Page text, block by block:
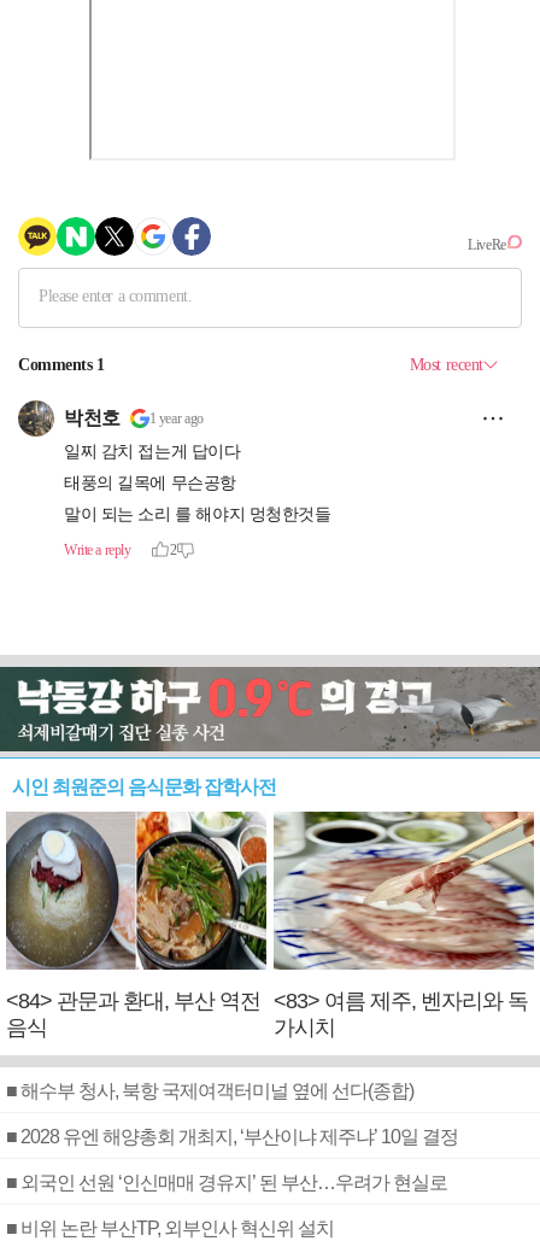
시인 최원준의 음식문화 잡학사전
<84> 관문과 환대, 부산 역전
음식
<83> 여름 제주, 벤자리와 독
가시치
■ 해수부 청사, 북항 국제여객터미널 옆에 선다(종합)
■ 2028 유엔 해양총회 개최지, ‘부산이냐 제주냐’ 10일 결정
■ 외국인 선원 ‘인신매매 경유지’ 된 부산…우려가 현실로
■ 비위 논란 부산TP, 외부인사 혁신위 설치